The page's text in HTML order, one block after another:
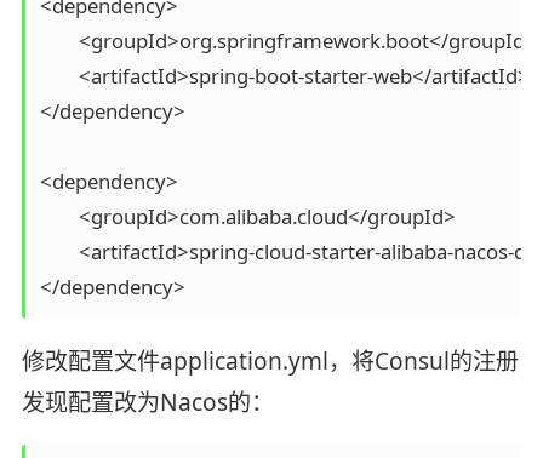
</dependency>
<dependency>
修改配置文件application.yml，将Consul的注册
发现配置改为Nacos的：